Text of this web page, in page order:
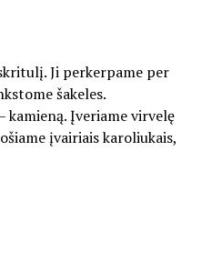
Ji perkerpame per
šakeles.
kamieną. Įveriame virvelę
įvairiais karoliukais,